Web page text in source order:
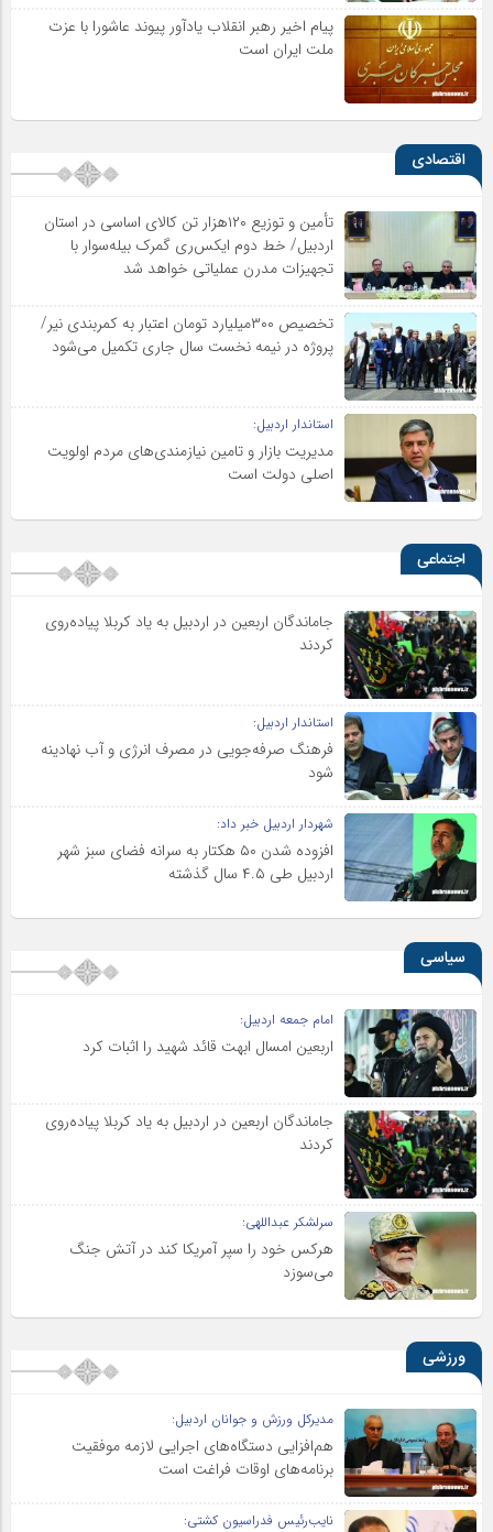
پیام اخیر رهبر انقلاب یادآور پیوند عاشورا با عزت
ملت ایران است
اقتصادی
تأمین و توزیع ۱۲۰هزار تن کالای اساسی در استان
اردبیل/ خط دوم ایکس‌ری گمرک بیله‌سوار با
تجهیزات مدرن عملیاتی خواهد شد
تخصیص ۳۰۰میلیارد تومان اعتبار به کمربندی نیر/
پروژه در نیمه نخست سال جاری تکمیل می‌شود
استاندار اردبیل:
مدیریت بازار و تامین نیازمندی‌های مردم اولویت‌
اصلی دولت است
اجتماعی
جاماندگان اربعین در اردبیل به یاد کربلا پیاده‌روی
کردند
استاندار اردبیل:
فرهنگ صرفه‌جویی در مصرف انرژی و آب نهادینه
شود
شهردار اردبیل خبر داد:
افزوده شدن ۵۰ هکتار به سرانه فضای سبز شهر
اردبیل طی ۴.۵ سال گذشته
سیاسی
امام جمعه اردبیل:
اربعین امسال ابهت قائد شهید را اثبات کرد
جاماندگان اربعین در اردبیل به یاد کربلا پیاده‌روی
کردند
سرلشکر عبداللهی:
هرکس خود را سپر آمریکا کند در آتش جنگ
می‌سوزد
ورزشی
مدیرکل ورزش و جوانان اردبیل:
هم‌افزایی دستگاه‌های اجرایی لازمه موفقیت
برنامه‌های اوقات فراغت است
نایب‌رئیس فدراسیون کشتی: